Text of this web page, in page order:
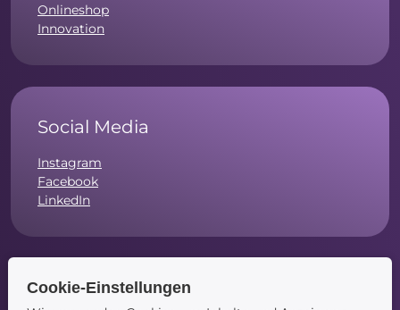
Onlineshop
Innovation
Social Media
Instagram
Facebook
LinkedIn
Navigation
Cookie-Einstellungen